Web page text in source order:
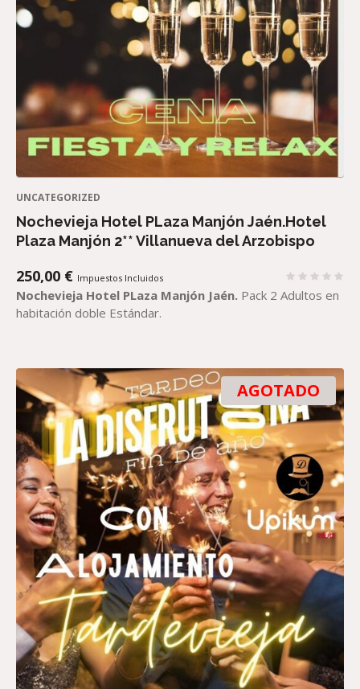
UNCATEGORIZED
Nochevieja Hotel PLaza Manjón Jaén.Hotel
Plaza Manjón 2** Villanueva del Arzobispo
250,00 € Impuestos Incluidos
Nochevieja Hotel PLaza Manjón Jaén. Pack 2 Adultos en
habitación doble Estándar.
AGOTADO